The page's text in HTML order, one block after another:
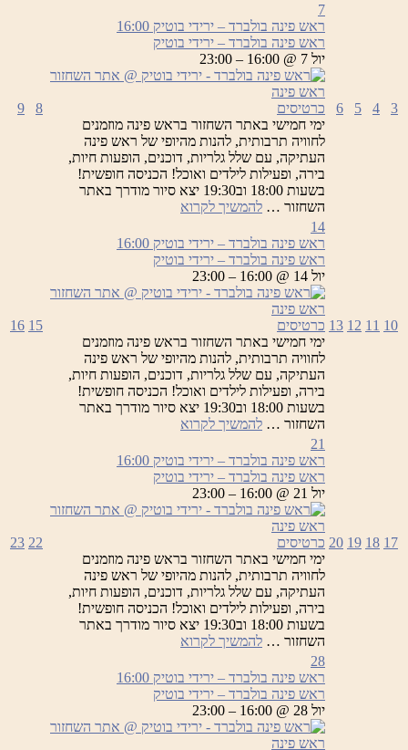
3
4
5
6
7
ראש פינה בולברד – ירידי בוטיק 16:00
ראש פינה בולברד – ירידי בוטיק
יול 7 @ 16:00 – 23:00
כרטיסים
ימי חמישי באתר השחזור בראש פינה מוזמנים
לחוויה תרבותית, להנות מהיופי של ראש פינה
העתיקה, עם שלל גלריות, דוכנים, הופעות חיות,
בירה, ופעילות לילדים ואוכל! הכניסה חופשית!
בשעות 18:00 וב19:30 יצא סיור מודרך באתר
השחזור … להמשיך לקרוא
בולברד
–
ירידי
בוטיק
8
9
10
11
12
13
14
ראש פינה בולברד – ירידי בוטיק 16:00
ראש פינה בולברד – ירידי בוטיק
יול 14 @ 16:00 – 23:00
כרטיסים
ימי חמישי באתר השחזור בראש פינה מוזמנים
לחוויה תרבותית, להנות מהיופי של ראש פינה
העתיקה, עם שלל גלריות, דוכנים, הופעות חיות,
בירה, ופעילות לילדים ואוכל! הכניסה חופשית!
בשעות 18:00 וב19:30 יצא סיור מודרך באתר
השחזור … להמשיך לקרוא
בולברד
–
ירידי
בוטיק
15
16
17
18
19
20
21
ראש פינה בולברד – ירידי בוטיק 16:00
ראש פינה בולברד – ירידי בוטיק
יול 21 @ 16:00 – 23:00
כרטיסים
ימי חמישי באתר השחזור בראש פינה מוזמנים
לחוויה תרבותית, להנות מהיופי של ראש פינה
העתיקה, עם שלל גלריות, דוכנים, הופעות חיות,
בירה, ופעילות לילדים ואוכל! הכניסה חופשית!
בשעות 18:00 וב19:30 יצא סיור מודרך באתר
השחזור … להמשיך לקרוא
בולברד
–
ירידי
בוטיק
22
23
28
ראש פינה בולברד – ירידי בוטיק 16:00
ראש פינה בולברד – ירידי בוטיק
יול 28 @ 16:00 – 23:00